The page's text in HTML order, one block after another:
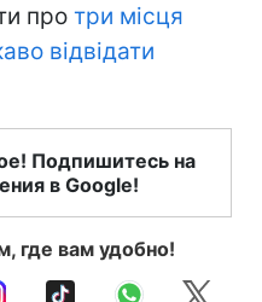
про три місця
відвідати
Подпишитесь на
в Google!
где вам удобно!